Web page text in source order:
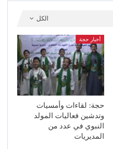
الكل
أخبار حجة
حجة: لقاءات وأمسيات
وتدشين فعاليات المولد
النبوي في عدد من
المديريات